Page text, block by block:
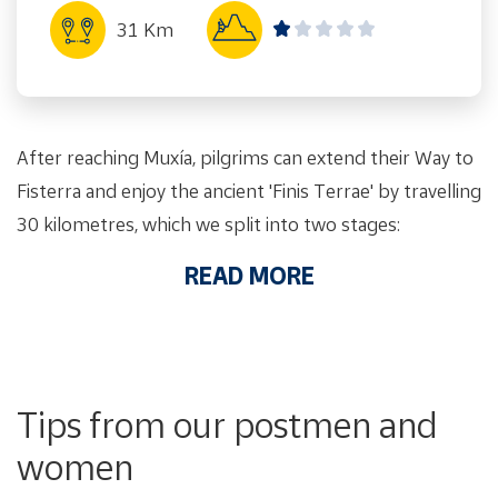
31 Km
After reaching Muxía, pilgrims can extend their Way to
Fisterra and enjoy the ancient 'Finis Terrae' by travelling
30 kilometres, which we split into two stages:
READ MORE
Tips from our postmen and
women